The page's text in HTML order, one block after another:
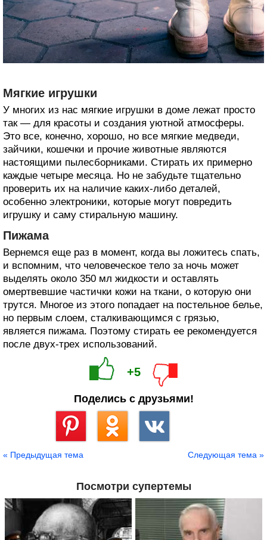
Мягкие игрушки
У многих из нас мягкие игрушки в доме лежат просто
так — для красоты и создания уютной атмосферы.
Это все, конечно, хорошо, но все мягкие медведи,
зайчики, кошечки и прочие животные являются
настоящими пылесборниками. Стирать их примерно
каждые четыре месяца. Но не забудьте тщательно
проверить их на наличие каких-либо деталей,
особенно электроники, которые могут повредить
игрушку и саму стиральную машину.
Пижама
Вернемся еще раз в момент, когда вы ложитесь спать,
и вспомним, что человеческое тело за ночь может
выделять около 350 мл жидкости и оставлять
омертвевшие частички кожи на ткани, о которую они
трутся. Многое из этого попадает на постельное белье,
но первым слоем, сталкивающимся с грязью,
является пижама. Поэтому стирать ее рекомендуется
после двух-трех использований.
+5
Поделись с друзьями!
« Предыдущая тема Следующая тема »
Посмотри супертемы